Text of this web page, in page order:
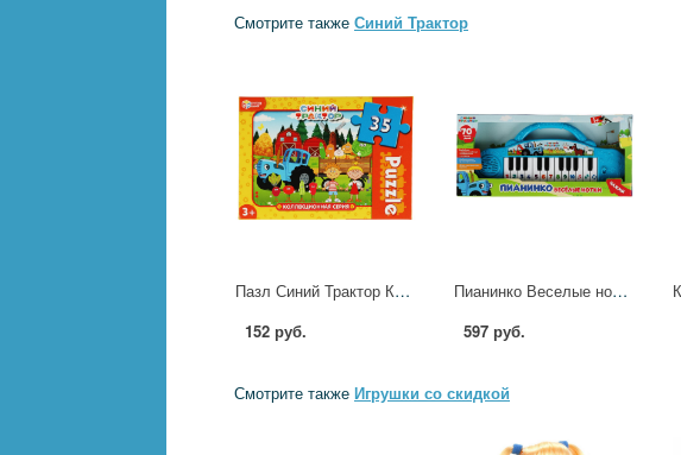
Смотрите также Синий Трактор
Пазл Синий Трактор Коллекционная серия 35 деталей. Умные игры 4680107974600
152 руб.
Пианинко Веселые нотки. Синий Трактор, 70 песен, звуков УМка HT456-R1
597 руб.
Смотрите также Игрушки со скидкой